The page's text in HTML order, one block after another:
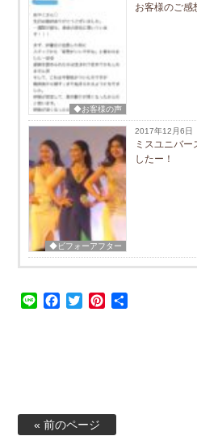
◆お客様の声
お客様のご感
◆ビフォーアフター
2017年12月6日
ミスユニバー
したー！
Line Facebook
TwitterPinterest
« 前のページ